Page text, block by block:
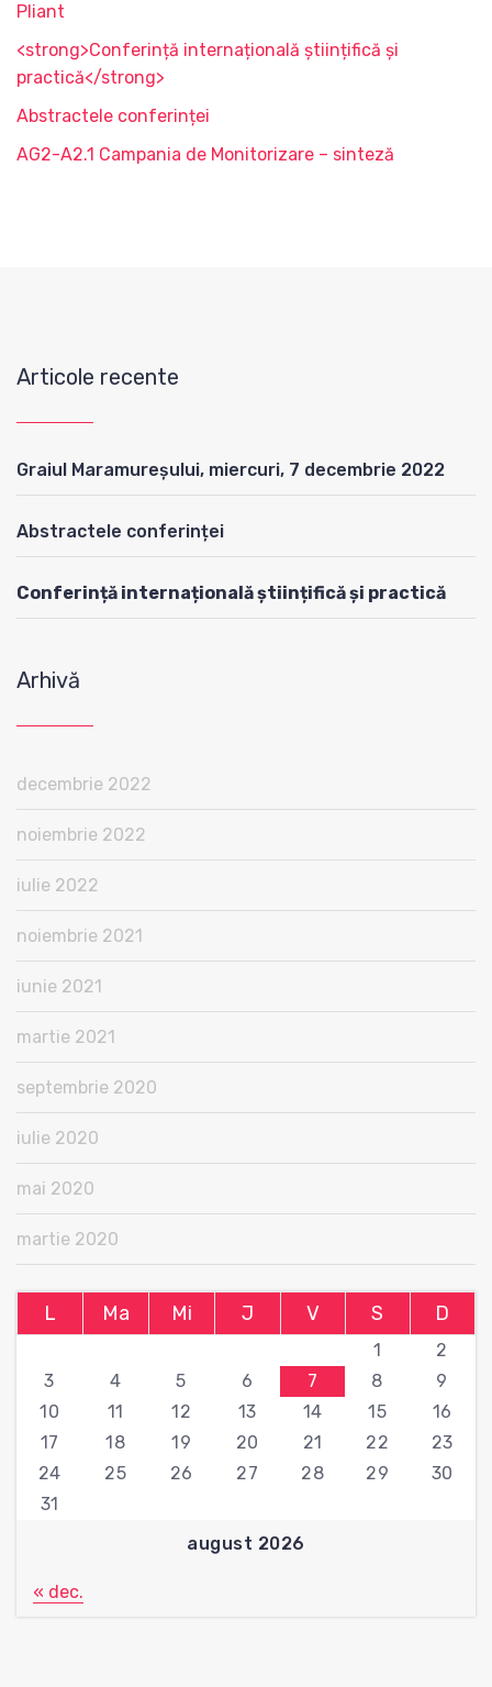
Pliant
<strong>Conferință internațională științifică și
practică</strong>
Abstractele conferinței
AG2-A2.1 Campania de Monitorizare – sinteză
Articole recente
Graiul Maramureșului, miercuri, 7 decembrie 2022
Abstractele conferinței
Conferință internațională științifică și practică
Arhivă
decembrie 2022
noiembrie 2022
iulie 2022
noiembrie 2021
iunie 2021
martie 2021
septembrie 2020
iulie 2020
mai 2020
martie 2020
august 2026
L Ma Mi J V S D
1
2
3
4 5 6 7 8
9
10
11 12 13 14 15
16
17
18 19 20 21 22
23
24
25 26 27 28 29
30
31
« dec.